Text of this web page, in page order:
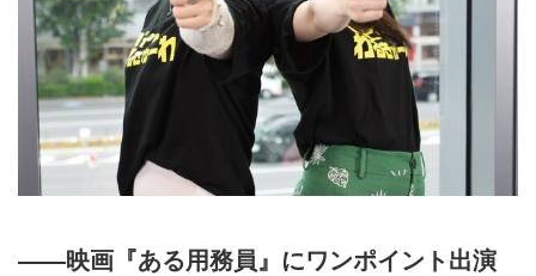
――映画『ある用務員』にワンポイント出演